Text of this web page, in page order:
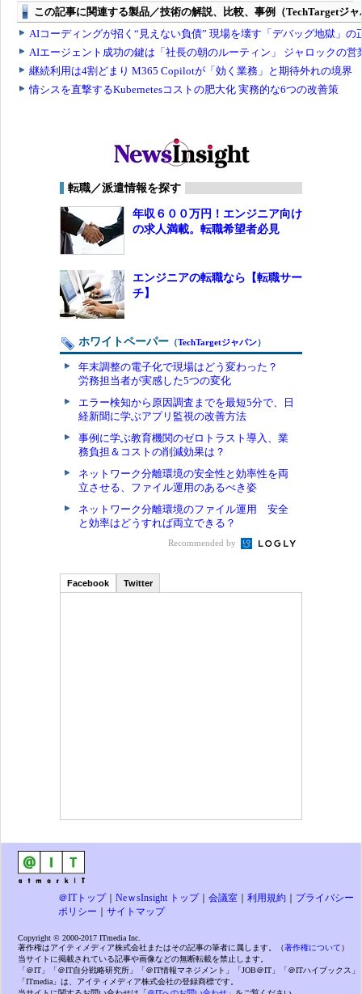
転職／派遣情報を探す
年収６００万円！エンジニア向け
の求人満載。転職希望者必見
エンジニアの転職なら【転職サー
チ】
ホワイトペーパー （TechTargetジャパン）
年末調整の電子化で現場はどう変わった？
労務担当者が実感した5つの変化
エラー検知から原因調査までを最短5分で、日
経新聞に学ぶアプリ監視の改善方法
事例に学ぶ教育機関のゼロトラスト導入、業
務負担＆コストの削減効果は？
ネットワーク分離環境の安全性と効率性を両
立させる、ファイル運用のあるべき姿
ネットワーク分離環境のファイル運用 安全
と効率はどうすれば両立できる？
Recommended by
Facebook Twitter
＠ITトップ｜ NeｗsInsight トップ｜ 会議室 ｜ 利用規約 ｜ プライバシー
ポリシー ｜ サイトマップ
Copyright © 2000-2017 ITmedia Inc.
著作権はアイティメディア株式会社またはその記事の筆者に属します。（著作権について）
当サイトに掲載されている記事や画像などの無断転載を禁止します。
「＠IT」「＠IT自分戦略研究所」「＠IT情報マネジメント」「JOB＠IT」「＠ITハイブックス」
「ITmedia」は、アイティメディア株式会社の登録商標です。